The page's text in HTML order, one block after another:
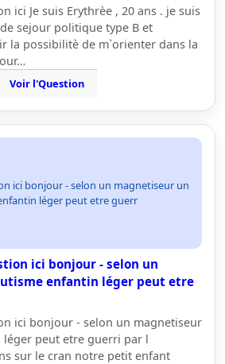
ici Je suis Erythrèe , 20 ans . je suis
sejour politique type B et
la possibilitè de m`orienter dans la
Voir l'Question
ici bonjour - selon un magnetiseur un
léger peut etre guerr
ici bonjour - selon un
enfantin léger peut etre
ici bonjour - selon un magnetiseur
peut etre guerri par l
sur le cran notre petit enfant